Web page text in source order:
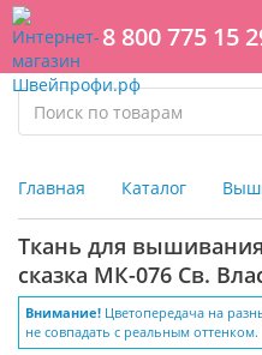
8 800 775 15
Главная Каталог
Ткань для
сказка МК-076 Св.
Внимание! Цветопередача на
не совпадать с реальным оттенком.